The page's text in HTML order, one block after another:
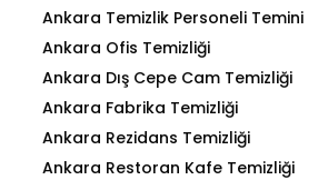
Ankara Temizlik Personeli Temini
Ankara Ofis Temizliği
Ankara Dış Cepe Cam Temizliği
Ankara Fabrika Temizliği
Ankara Rezidans Temizliği
Ankara Restoran Kafe Temizliği